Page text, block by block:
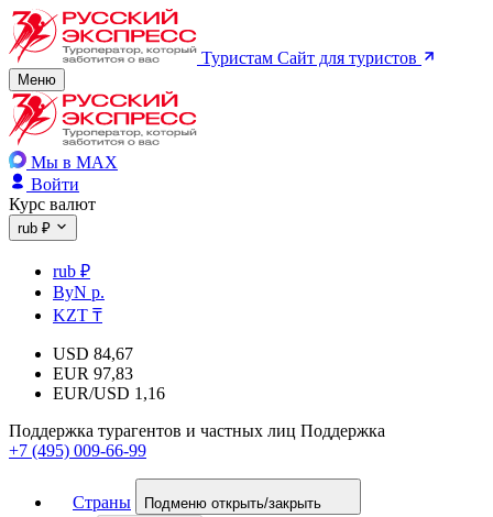
Туристам Сайт для туристов
Меню
Мы в MAX
Войти
Курс валют
rub ₽
rub ₽
ByN р.
KZT ₸
USD 84,67
EUR 97,83
EUR/USD 1,16
Поддержка турагентов и частных лиц Поддержка
+7 (495) 009-66-99
Страны
Подменю открыть/закрыть